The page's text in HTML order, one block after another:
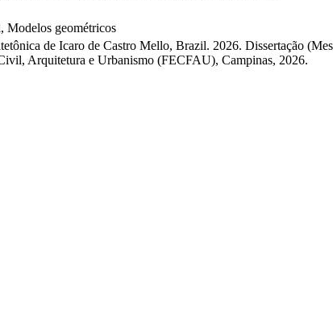
Modelos geométricos
de Icaro de Castro Mello, Brazil. 2026. Dissertação
Arquitetura e Urbanismo (FECFAU), Campinas, 2026.